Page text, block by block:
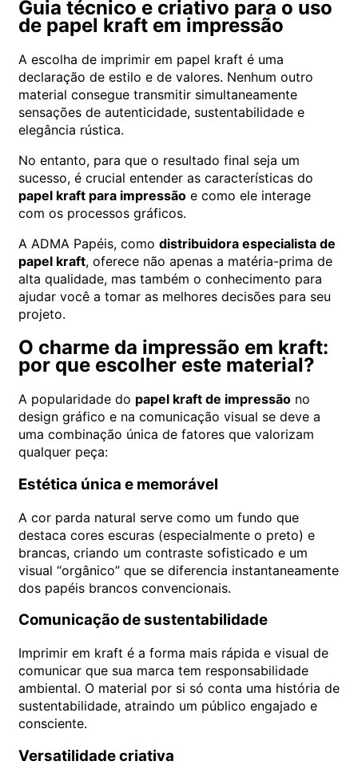
Guia técnico e criativo para o uso
de papel kraft em impressão
A escolha de imprimir em papel kraft é uma
declaração de estilo e de valores. Nenhum outro
material consegue transmitir simultaneamente
sensações de autenticidade, sustentabilidade e
elegância rústica.
No entanto, para que o resultado final seja um
sucesso, é crucial entender as características do
papel kraft para impressão e como ele interage
com os processos gráficos.
A ADMA Papéis, como distribuidora especialista de
papel kraft, oferece não apenas a matéria-prima de
alta qualidade, mas também o conhecimento para
ajudar você a tomar as melhores decisões para seu
projeto.
O charme da impressão em kraft:
por que escolher este material?
A popularidade do papel kraft de impressão no
design gráfico e na comunicação visual se deve a
uma combinação única de fatores que valorizam
qualquer peça:
Estética única e memorável
A cor parda natural serve como um fundo que
destaca cores escuras (especialmente o preto) e
brancas, criando um contraste sofisticado e um
visual “orgânico” que se diferencia instantaneamente
dos papéis brancos convencionais.
Comunicação de sustentabilidade
Imprimir em kraft é a forma mais rápida e visual de
comunicar que sua marca tem responsabilidade
ambiental. O material por si só conta uma história de
sustentabilidade, atraindo um público engajado e
consciente.
Versatilidade criativa